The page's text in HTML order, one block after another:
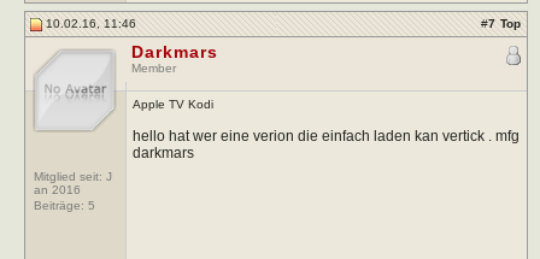
10.02.16, 11:46 #7 Top
Mitglied seit: J
an 2016
Beiträge: 5
Darkmars
Member
Apple TV Kodi
hello hat wer eine verion die einfach laden kan vertick . mfg
darkmars